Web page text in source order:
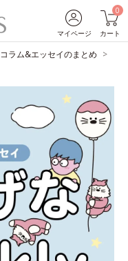
マイページ
0
カート
コラム&エッセイのまとめ